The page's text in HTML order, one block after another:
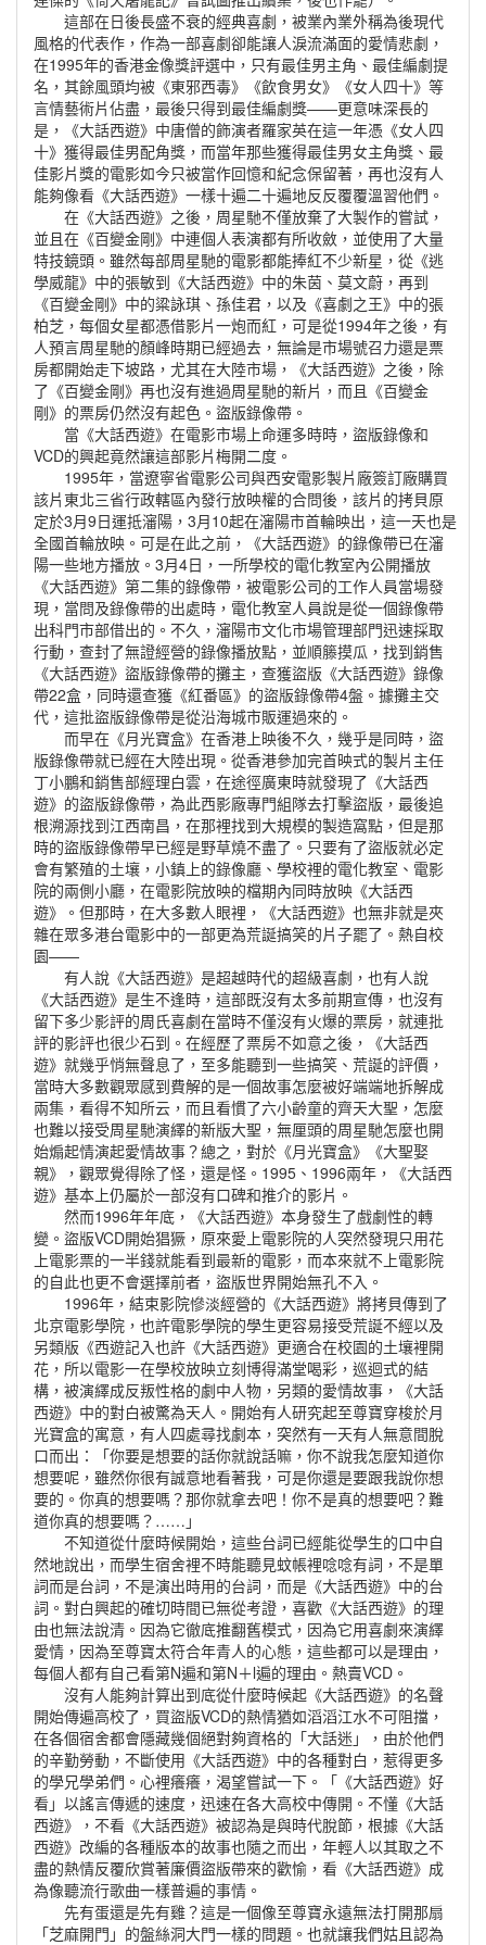
這部在日後長盛不衰的經典喜劇，被業內業外稱為後現代
風格的代表作，作為一部喜劇卻能讓人淚流滿面的愛情悲劇，
在1995年的香港金像獎評選中，只有最佳男主角、最佳編劇提
名，其餘風頭均被《東邪西毒》《飲食男女》《女人四十》等
言情藝術片佔盡，最後只得到最佳編劇獎——更意味深長的
是，《大話西遊》中唐僧的飾演者羅家英在這一年憑《女人四
十》獲得最佳男配角獎，而當年那些獲得最佳男女主角獎、最
佳影片獎的電影如今只被當作回憶和紀念保留著，再也沒有人
能夠像看《大話西遊》一樣十遍二十遍地反反覆覆溫習他們。
在《大話西遊》之後，周星馳不僅放棄了大製作的嘗試，
並且在《百變金剛》中連個人表演都有所收斂，並使用了大量
特技鏡頭。雖然每部周星馳的電影都能捧紅不少新星，從《逃
學威龍》中的張敏到《大話西遊》中的朱茵、莫文蔚，再到
《百變金剛》中的粱詠琪、孫佳君，以及《喜劇之王》中的張
柏芝，每個女星都憑借影片一炮而紅，可是從1994年之後，有
人預言周星馳的顏峰時期已經過去，無論是市場號召力還是票
房都開始走下坡路，尤其在大陸市場，《大話西遊》之後，除
了《百變金剛》再也沒有進過周星馳的新片，而且《百變金
剛》的票房仍然沒有起色。盜版錄像帶。
當《大話西遊》在電影市場上命運多時時，盜版錄像和
VCD的興起竟然讓這部影片梅開二度。
1995年，當遼寧省電影公司與西安電影製片廠簽訂廠購買
該片東北三省行政轄區內發行放映權的合問後，該片的拷貝原
定於3月9日運抵瀋陽，3月10起在瀋陽市首輪映出，這一天也是
全國首輪放映。可是在此之前，《大話西遊》的錄像帶已在瀋
陽一些地方播放。3月4日，一所學校的電化教室內公開播放
《大話西遊》第二集的錄像帶，被電影公司的工作人員當場發
現，當問及錄像帶的出處時，電化教室人員說是從一個錄像帶
出科門市部借出的。不久，瀋陽市文化市場管理部門迅速採取
行動，查封了無證經營的錄像播放點，並順籐摸瓜，找到銷售
《大話西遊》盜版錄像帶的攤主，查獲盜版《大話西遊》錄像
帶22盒，同時還查獲《紅番區》的盜版錄像帶4盤。據攤主交
代，這批盜版錄像帶是從沿海城市販運過來的。
而早在《月光寶盒》在香港上映後不久，幾乎是同時，盜
版錄像帶就已經在大陸出現。從香港參加完首映式的製片主任
丁小鵬和銷售部經理白雲，在途徑廣東時就發現了《大話西
遊》的盜版錄像帶，為此西影廠專門組隊去打擊盜版，最後追
根溯源找到江西南昌，在那裡找到大規模的製造窩點，但是那
時的盜版錄像帶早已經是野草燒不盡了。只要有了盜版就必定
會有繁殖的土壤，小鎮上的錄像廳、學校裡的電化教室、電影
院的兩側小廳，在電影院放映的檔期內同時放映《大話西
遊》。但那時，在大多數人眼裡，《大話西遊》也無非就是夾
雜在眾多港台電影中的一部更為荒誕搞笑的片子罷了。熱自校
園——
有人說《大話西遊》是超越時代的超級喜劇，也有人說
《大話西遊》是生不逢時，這部既沒有太多前期宣傳，也沒有
留下多少影評的周氏喜劇在當時不僅沒有火爆的票房，就連批
評的影評也很少石到。在經歷了票房不如意之後，《大話西
遊》就幾乎悄無聲息了，至多能聽到一些搞笑、荒誕的評價，
當時大多數觀眾感到費解的是一個故事怎麼被好端端地拆解成
兩集，看得不知所云，而且看慣了六小齡童的齊天大聖，怎麼
也難以接受周星馳演繹的新版大聖，無厘頭的周星馳怎麼也開
始煽起情演起愛情故事？總之，對於《月光寶盒》《大聖娶
親》，觀眾覺得除了怪，還是怪。1995、1996兩年，《大話西
遊》基本上仍屬於一部沒有口碑和推介的影片。
然而1996年年底，《大話西遊》本身發生了戲劇性的轉
變。盜版VCD開始猖獗，原來愛上電影院的人突然發現只用花
上電影票的一半錢就能看到最新的電影，而本來就不上電影院
的自此也更不會選擇前者，盜版世界開始無孔不入。
1996年，結束影院慘淡經營的《大話西遊》將拷貝傳到了
北京電影學院，也許電影學院的學生更容易接受荒誕不經以及
另類版《西遊記入也許《大話西遊》更適合在校園的土壤裡開
花，所以電影一在學校放映立刻博得滿堂喝彩，巡迴式的結
構，被演繹成反叛性格的劇中人物，另類的愛情故事，《大話
西遊》中的對白被驚為天人。開始有人研究起至尊寶穿梭於月
光寶盒的寓意，有人四處尋找劇本，突然有一天有人無意間脫
口而出：「你要是想要的話你就說話嘛，你不說我怎麼知道你
想要呢，雖然你很有誠意地看著我，可是你還是要跟我說你想
要的。你真的想要嗎？那你就拿去吧！你不是真的想要吧？難
道你真的想要嗎？……」
不知道從什麼時候開始，這些台詞已經能從學生的口中自
然地說出，而學生宿舍裡不時能聽見蚊帳裡唸唸有詞，不是單
詞而是台詞，不是演出時用的台詞，而是《大話西遊》中的台
詞。對白興起的確切時間已無從考證，喜歡《大話西遊》的理
由也無法說清。因為它徹底推翻舊模式，因為它用喜劇來演繹
愛情，因為至尊寶太符合年青人的心態，這些都可以是理由，
每個人都有自己看第N遍和第N＋l遍的理由。熱賣VCD。
沒有人能夠計算出到底從什麼時候起《大話西遊》的名聲
開始傳遍高校了，買盜版VCD的熱情猶如滔滔江水不可阻擋，
在各個宿舍都會隱藏幾個絕對夠資格的「大話迷」，由於他們
的辛勤勞動，不斷使用《大話西遊》中的各種對白，惹得更多
的學兄學弟們。心裡癢癢，渴望嘗試一下。「《大話西遊》好
看」以謠言傳遞的速度，迅速在各大高校中傳開。不懂《大話
西遊》，不看《大話西遊》被認為是與時代脫節，根據《大話
西遊》改編的各種版本的故事也隨之而出，年輕人以其取之不
盡的熱情反覆欣賞著廉價盜版帶來的歡愉，看《大話西遊》成
為像聽流行歌曲一樣普遍的事情。
先有蛋還是先有雞？這是一個像至尊寶永遠無法打開那扇
「芝麻開門」的盤絲洞大門一樣的問題。也就讓我們姑且認為